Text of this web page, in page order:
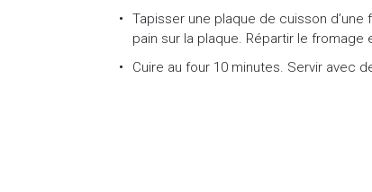
Tapisser une plaque de cuisson
pain sur la plaque. Répartir le
Cuire au four 10 minutes. Servir avec